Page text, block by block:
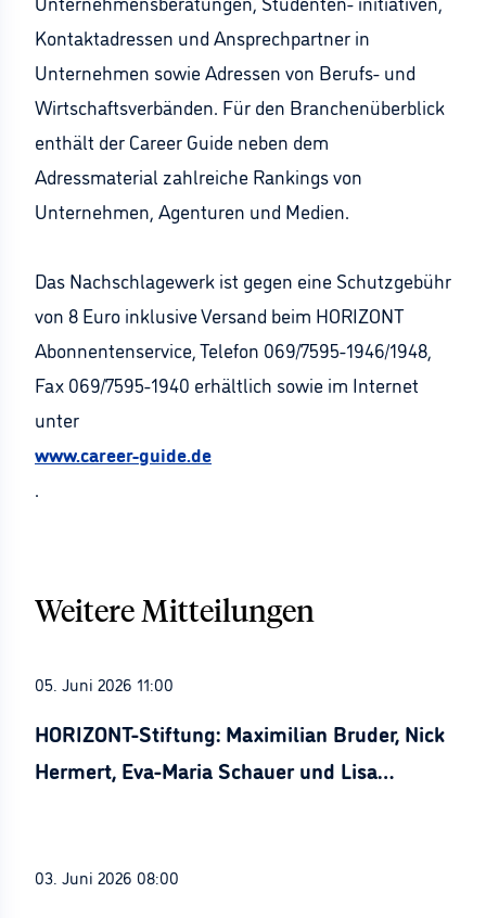
Kontaktadressen und Ansprechpartner in
Unternehmen sowie Adressen von Berufs- und
Wirtschaftsverbänden. Für den Branchenüberblick
enthält der Career Guide neben dem
Adressmaterial zahlreiche Rankings von
Unternehmen, Agenturen und Medien.
Das Nachschlagewerk ist gegen eine Schutzgebühr
von 8 Euro inklusive Versand beim HORIZONT
Abonnentenservice, Telefon 069/7595-1946/1948,
Fax 069/7595-1940 erhältlich sowie im Internet
unter
www.career-guide.de
.
Weitere Mitteilungen
05. Juni 2026 11:00
HORIZONT-Stiftung: Maximilian Bruder, Nick
Hermert, Eva-Maria Schauer und Lisa
03. Juni 2026 08:00